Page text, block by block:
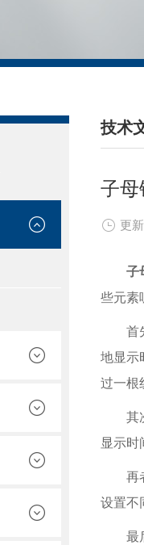
技术
/
子母
更
子
些元素
首
地显示
过一根
其
显示时
再
设置不
最